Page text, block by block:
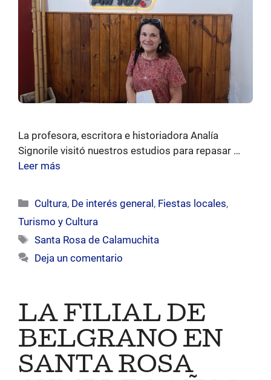
La profesora, escritora e historiadora Analía
Signorile visitó nuestros estudios para repasar …
Leer más
Categorías
Cultura, De interés general, Fiestas locales,
Turismo y Cultura
Etiquetas
Santa Rosa de Calamuchita
Deja un comentario
LA FILIAL DE
BELGRANO EN
SANTA ROSA